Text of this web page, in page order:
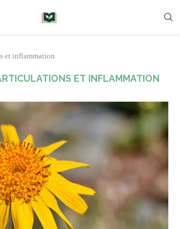
et inflammation
ET INFLAMMATION